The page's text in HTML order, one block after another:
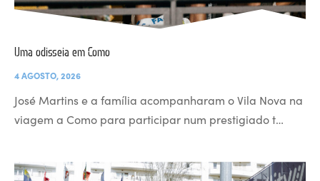
Uma odisseia em Como
4 AGOSTO, 2026
José Martins e a família acompanharam o Vila Nova na
viagem a Como para participar num prestigiado t…